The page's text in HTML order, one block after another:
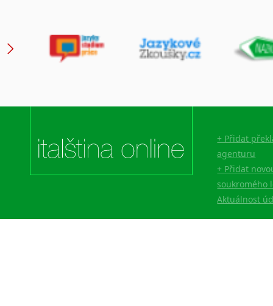
+ Přidat
agenturu
+ Přidat
soukromého
Aktuálnost